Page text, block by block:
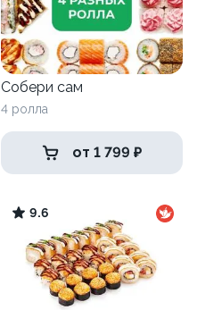
Собери сам
4 ролла
от 1 799 ₽
9.6